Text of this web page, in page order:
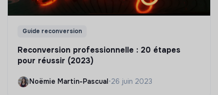
Guide reconversion
Reconversion professionnelle : 20 étapes
pour réussir (2023)
Noëmie Martin-Pascual•26 juin 2023